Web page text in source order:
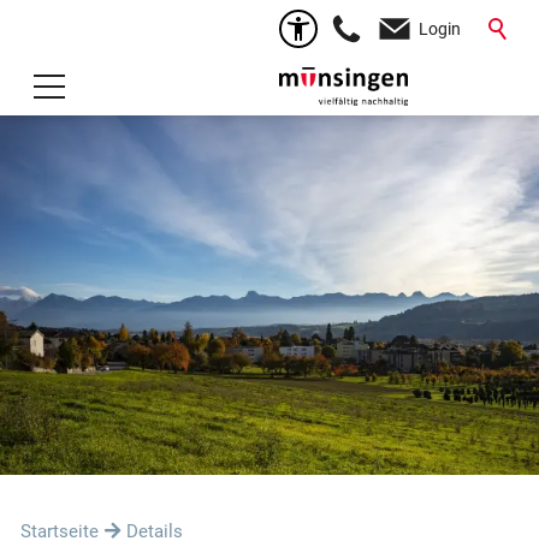
Login
Startseite Details